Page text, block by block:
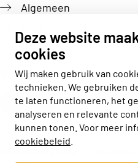
Deze website
cookies
Wij maken gebruik van
technieken. We gebruiken
te laten functioneren, het
analyseren en relevante
kunnen tonen. Voor meer
cookiebeleid
Algemeen
Pers
Volg ons
Actiz linkedin
Actiz instagram
Actiz youtube
Actiz